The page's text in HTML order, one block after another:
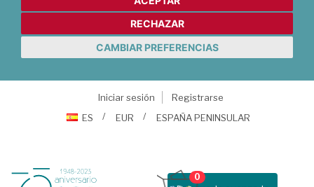
RECHAZAR
CAMBIAR PREFERENCIAS
Iniciar sesión
Registrarse
ES
EUR ESPAÑA PENINSULAR
0